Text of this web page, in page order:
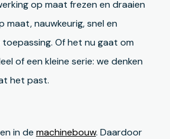
op maat frezen en draaien
maat, nauwkeurig, snel en
Of het nu gaat om
of een kleine serie: we denken
het past.
in de machinebouw. Daardoor